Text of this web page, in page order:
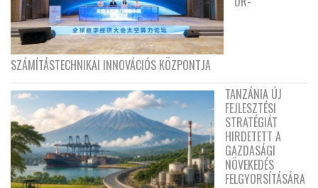
SZÁMÍTÁSTECHNIKAI INNOVÁCIÓS KÖZPONTJA
TANZÁNIA ÚJ
FEJLESZTÉSI
STRATÉGIÁT
HIRDETETT A
GAZDASÁGI
NÖVEKEDÉS
FELGYORSÍTÁSÁRA